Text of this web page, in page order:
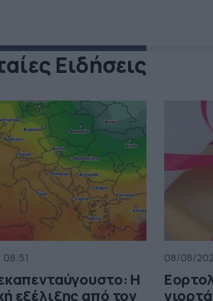
Ειδήσεις
08:51
Η
εξέλιξης από τον
08/08/